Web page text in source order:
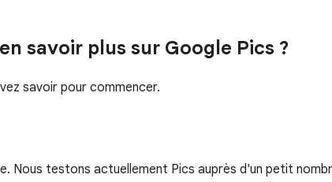
savoir plus sur Google Pics ?
savoir pour commencer.
Nous testons actuellement Pics auprès d'un petit